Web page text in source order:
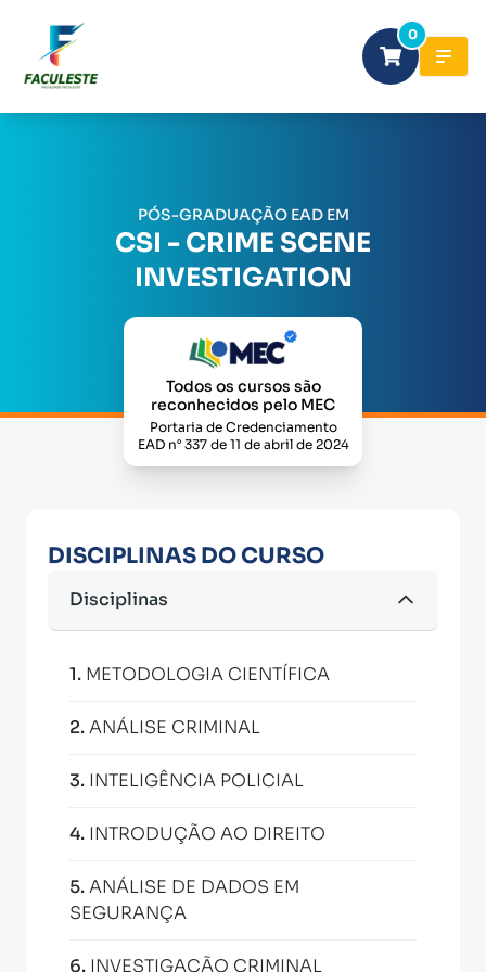
0
PÓS-GRADUAÇÃO EAD EM
CSI - CRIME SCENE
INVESTIGATION
Todos os cursos são
reconhecidos pelo MEC
Portaria de Credenciamento
EAD n° 337 de 11 de abril de 2024
DISCIPLINAS DO CURSO
Disciplinas
1. METODOLOGIA CIENTÍFICA
2.ANÁLISE CRIMINAL
3. INTELIGÊNCIA POLICIAL
4. INTRODUÇÃO AO DIREITO
5.ANÁLISE DE DADOS EM
SEGURANÇA
6. INVESTIGAÇÃO CRIMINAL